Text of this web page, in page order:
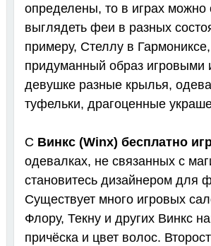
определены, то в играх можно
выглядеть феи в разных
примеру, Стеллу в
придуманный образ игровыми
девушке разные крылья,
туфельки, драгоценные
С Винкс (Winx) бесплатно
одевалках, не связанных с
становитесь дизайнером для
Существует много игровых
Флору, Текну и других Винкс
причёска и цвет волос.